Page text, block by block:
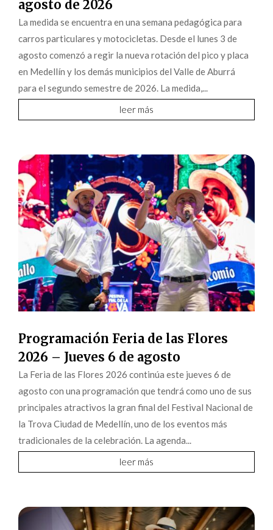
agosto de 2026
La medida se encuentra en una semana pedagógica para
carros particulares y motocicletas. Desde el lunes 3 de
agosto comenzó a regir la nueva rotación del pico y placa
en Medellín y los demás municipios del Valle de Aburrá
para el segundo semestre de 2026. La medida,...
leer más
Programación Feria de las Flores
2026 – Jueves 6 de agosto
La Feria de las Flores 2026 continúa este jueves 6 de
agosto con una programación que tendrá como uno de sus
principales atractivos la gran final del Festival Nacional de
la Trova Ciudad de Medellín, uno de los eventos más
tradicionales de la celebración. La agenda...
leer más